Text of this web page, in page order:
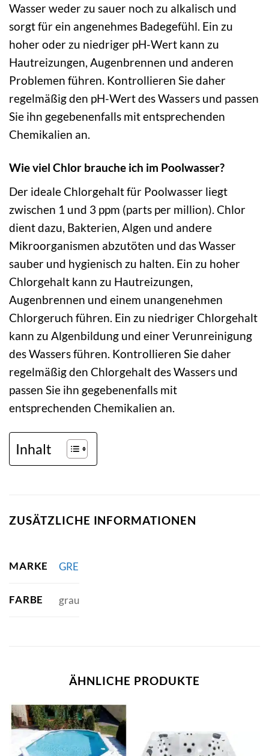
Wasser weder zu sauer noch zu alkalisch und
sorgt für ein angenehmes Badegefühl. Ein zu
hoher oder zu niedriger pH-Wert kann zu
Hautreizungen, Augenbrennen und anderen
Problemen führen. Kontrollieren Sie daher
regelmäßig den pH-Wert des Wassers und passen
Sie ihn gegebenenfalls mit entsprechenden
Chemikalien an.
Wie viel Chlor brauche ich im Poolwasser?
Der ideale Chlorgehalt für Poolwasser liegt
zwischen 1 und 3 ppm (parts per million). Chlor
dient dazu, Bakterien, Algen und andere
Mikroorganismen abzutöten und das Wasser
sauber und hygienisch zu halten. Ein zu hoher
Chlorgehalt kann zu Hautreizungen,
Augenbrennen und einem unangenehmen
Chlorgeruch führen. Ein zu niedriger Chlorgehalt
kann zu Algenbildung und einer Verunreinigung
des Wassers führen. Kontrollieren Sie daher
regelmäßig den Chlorgehalt des Wassers und
passen Sie ihn gegebenenfalls mit
entsprechenden Chemikalien an.
Inhalt
ZUSÄTZLICHE INFORMATIONEN
MARKE GRE
FARBE grau
ÄHNLICHE PRODUKTE